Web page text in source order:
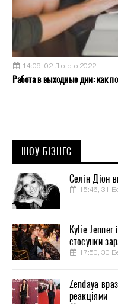
14:09, 02 Лютого 2022
Работа в выходные дни: как
ШОУ-БІЗНЕС
Селін Діон
15:46, 31
Kylie Jenner
стосунки
17:50, 30
Zendaya
реакціями